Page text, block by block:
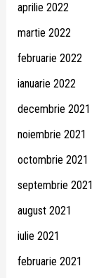
aprilie 2022
martie 2022
februarie 2022
ianuarie 2022
decembrie 2021
noiembrie 2021
octombrie 2021
septembrie 2021
august 2021
iulie 2021
februarie 2021